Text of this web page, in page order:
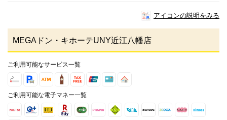
アイコンの説明をみる
MEGAドン・キホーテUNY近江八幡店
ご利用可能なサービス一覧
ご利用可能な電子マネー一覧